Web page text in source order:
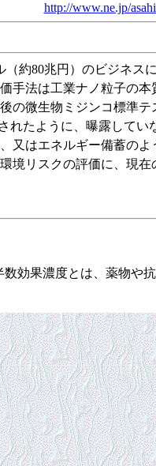
http://www.ne.jp/
約80兆円）のビジネス
手法は工業ナノ粒子の
の微生物ミジンコ標準テ
れたように、曝露して
又はエネルギー備蓄の
境リスクの評価に、現
効果濃度とは、薬物や